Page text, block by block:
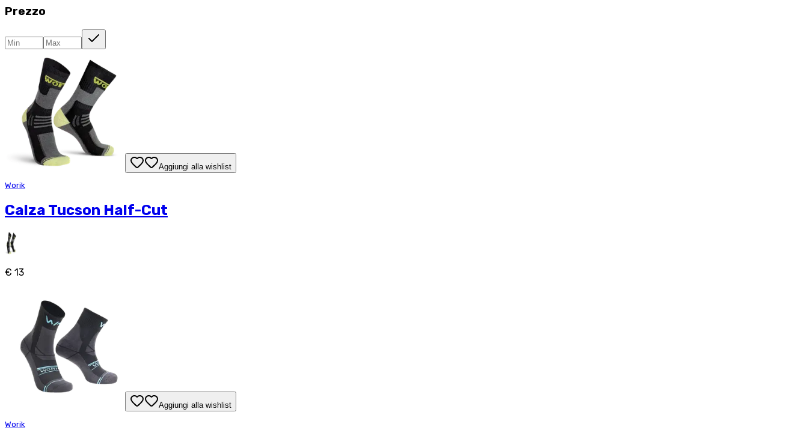
Prezzo
Aggiungi alla wishlist
Worik
Calza Tucson Half-Cut
€ 13
Aggiungi alla wishlist
Worik